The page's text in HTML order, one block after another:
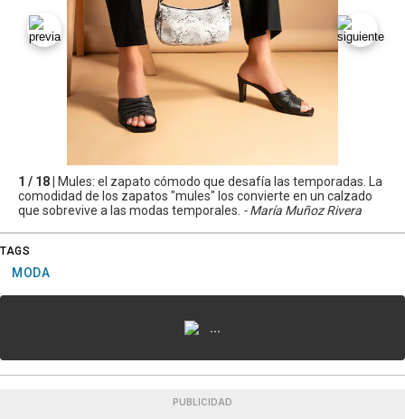
1 / 18 |
Mules: el zapato cómodo que desafía las temporadas. La
comodidad de los zapatos "mules" los convierte en un calzado
que sobrevive a las modas temporales. - María Muñoz Rivera
TAGS
MODA
...
PUBLICIDAD